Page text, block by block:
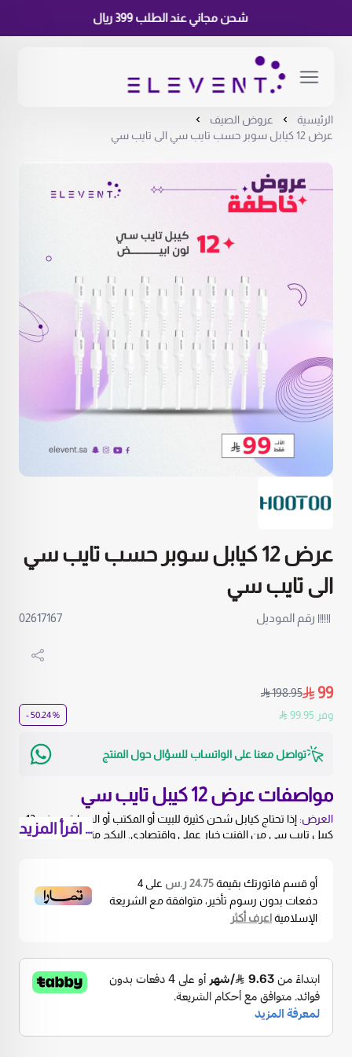
شحن مجاني عند الطلب 399 ريال
الرئيسية
عروض الصيف
عرض 12 كيابل سوبر حسب تايب سي الى تايب سي
عرض 12 كيابل سوبر حسب تايب سي
الى تايب سي
رقم الموديل 02617167
99
198.95
وفر 99.95 % 50.24 -
تواصل معنا على الواتساب للسؤال حول المنتج
مواصفات عرض 12 كيبل تايب سي
العرض:
إذا تحتاج كيابل شحن كثيرة للبيت أو المكتب أو السيارة، عرض 12
كيبل تايب سي من الفنت خيار عملي واقتصادي. البكج مناسب للعائلة،
نوع الكيابل: كيابل تايب سي إلى تايب سي مناسبة للأجهزة المتوافقة،
وتخدمك في الشحن اليومي ونقل البيانات حسب دعم الجهاز والشاحن
المستخدم.
الاستخدام:
راحة أكبر ويوفر عليك شراء كيبل كل مرة.
مميزات عرض كيابل تايب سي
كمية ممتازة:
12 كيبل في عرض واحد، مناسب للتوزيع بين البيت والسيارة
والمكتب.
قيمة اقتصادية:خيار أوفر من شراء الكيابل بشكل منفصل، خصوصًا إذا
… اقرأ المزيد
أو قسم فاتورتك بقيمة24.75 ر.س على 4
دفعات بدون رسوم تأخير، متوافقة مع الشريعة
الإسلاميةاعرف أكثر